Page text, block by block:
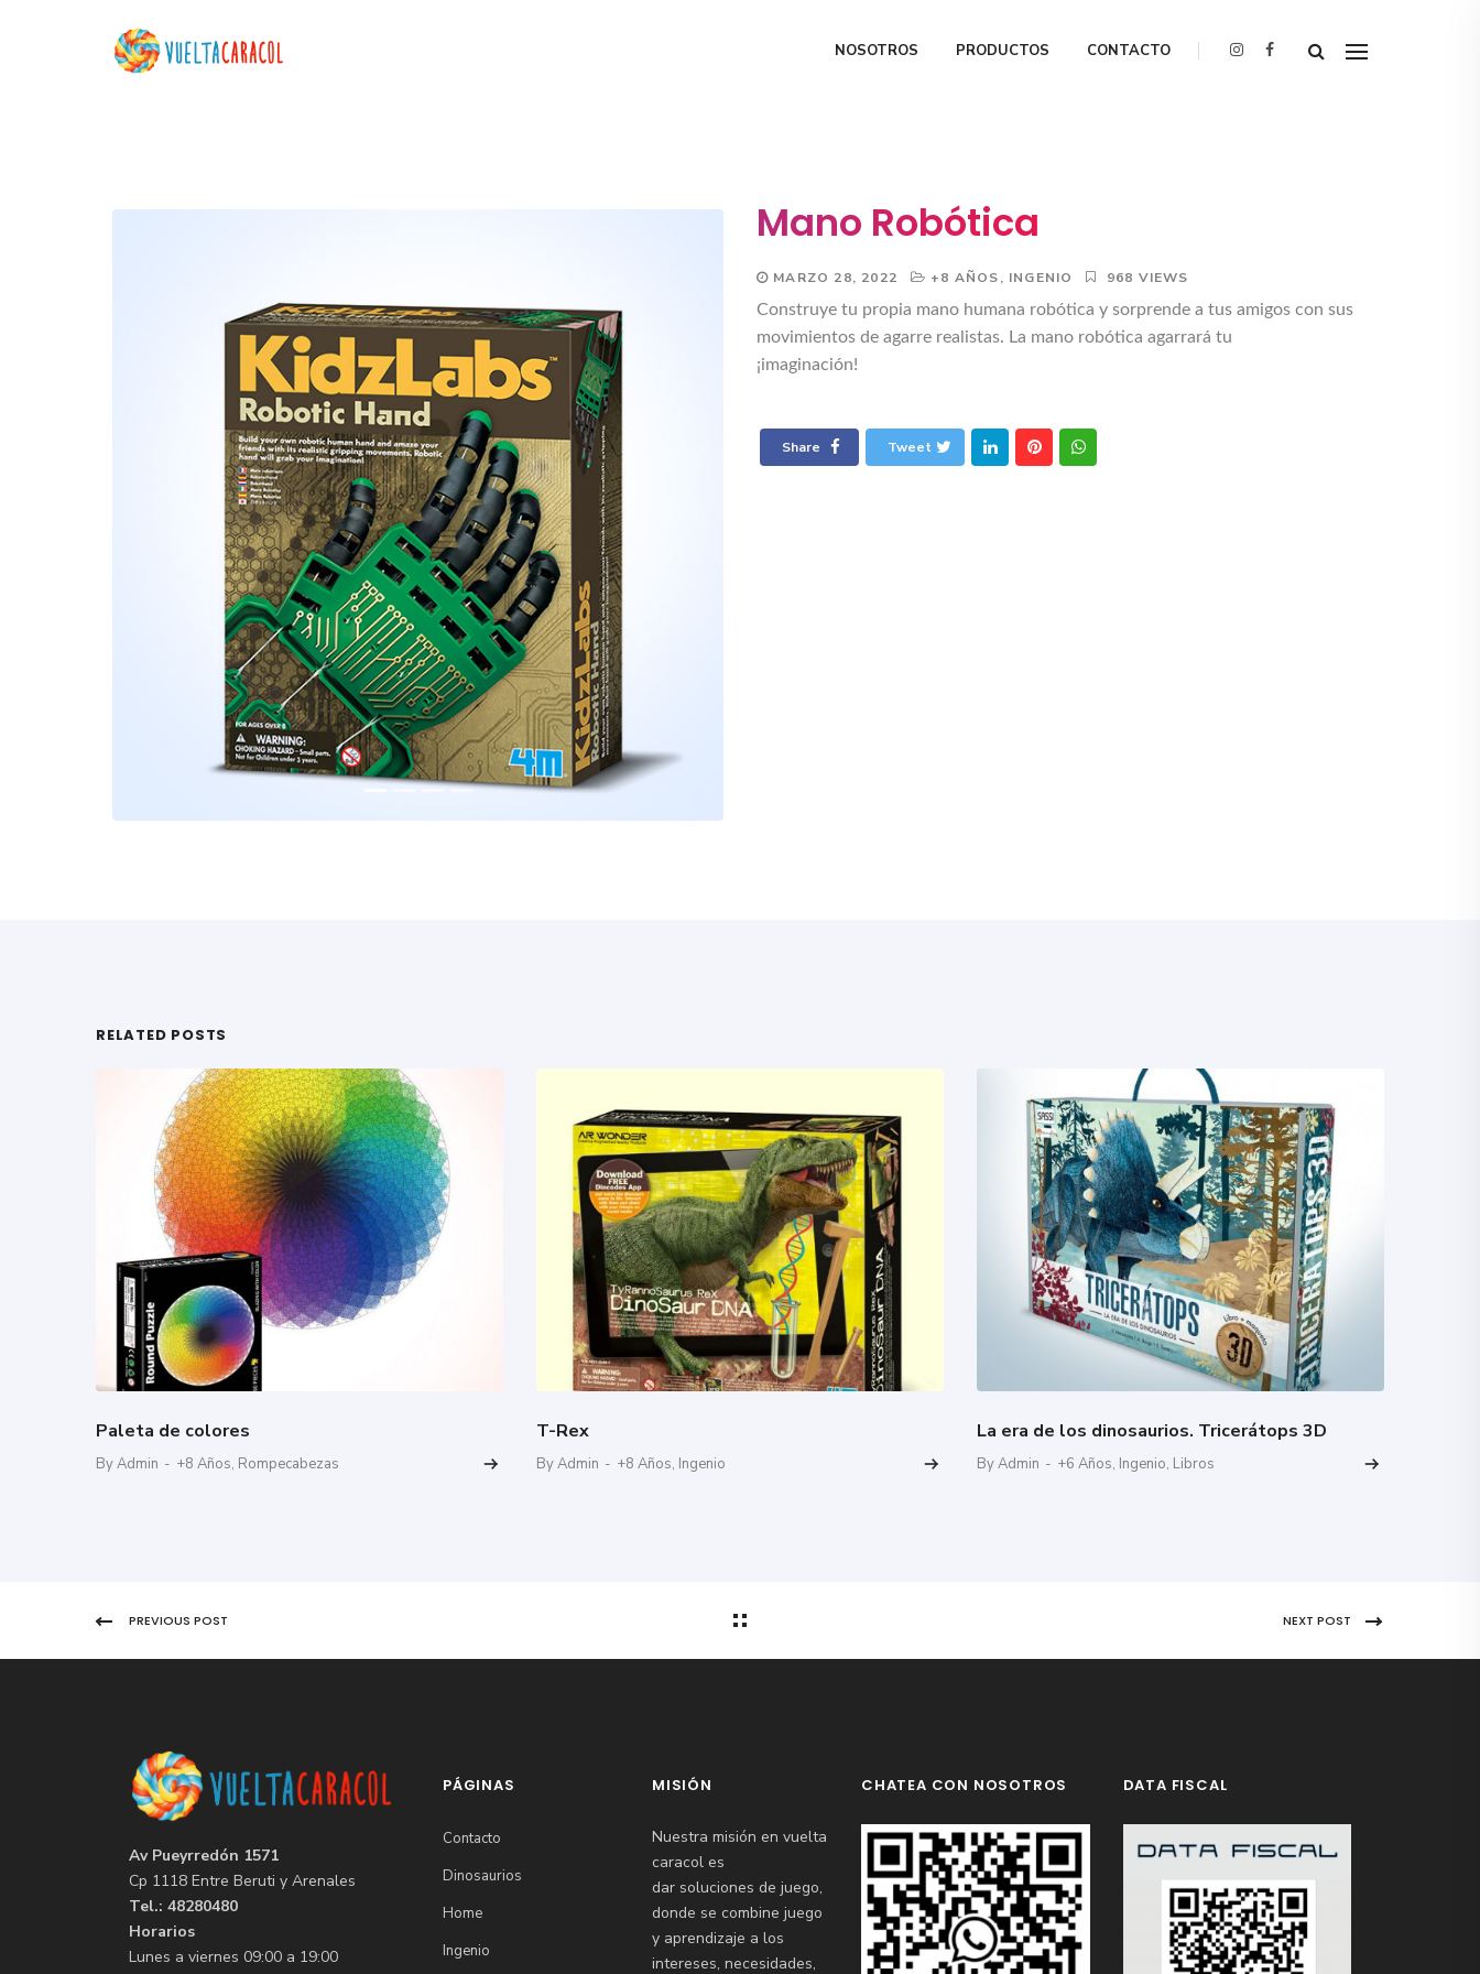
NOSOTROS PRODUCTOS CONTACTO
Mano Robótica
MARZO 28, 2022 +8 AÑOS, INGENIO
968 VIEWS
Construye tu propia mano humana robótica y sorprende a tus amigos con sus
movimientos de agarre realistas. La mano robótica agarrará tu
¡imaginación!
Share Tweet
RELATED POSTS
Paleta de colores
By Admin - +8 Años, Rompecabezas
T-Rex
By Admin - +8 Años, Ingenio
La era de los dinosaurios. Tricerátops 3D
By Admin - +6 Años, Ingenio, Libros
PREVIOUS POST NEXT POST
Av Pueyrredón 1571
Cp 1118 Entre Beruti y Arenales
Tel.: 48280480
Horarios
Lunes a viernes 09:00 a 19:00
PÁGINAS
Contacto
Dinosaurios
Home
Ingenio
MISIÓN
Nuestra misión en vuelta
caracol es
dar soluciones de juego,
donde se combine juego
y aprendizaje a los
intereses, necesidades,
CHATEA CON NOSOTROS DATA FISCAL